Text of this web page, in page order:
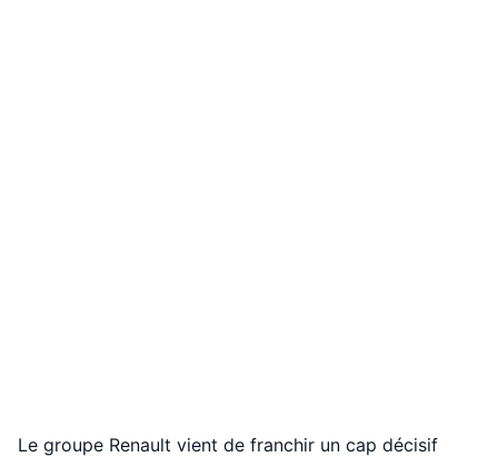
Le groupe Renault vient de franchir un cap décisif